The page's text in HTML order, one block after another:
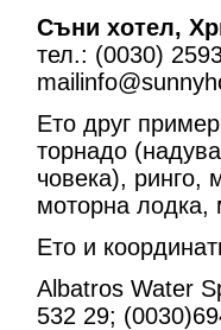
Съни хотел,
тел.: (0030)
Ето друг
торнадо
човека), ринго,
моторна лодка,
Ето и
Albatros Water
532 29;